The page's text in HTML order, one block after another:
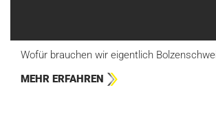
Wofür brauchen wir eigentlich
MEHR ERFAHREN